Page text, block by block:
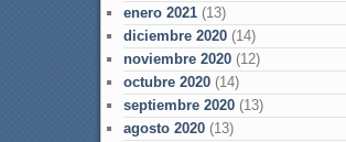
enero 2021(13)
diciembre 2020(14)
noviembre 2020(12)
octubre 2020(14)
septiembre 2020(13)
agosto 2020(13)